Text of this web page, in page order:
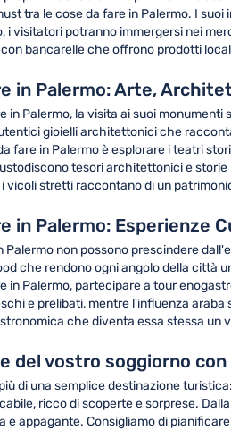
tra le cose da fare in Palermo. I
i visitatori potranno immergersi nei
bancarelle che offrono prodotti
in Palermo: Arte,
in Palermo, la visita ai suoi
gioielli architettonici che
fare in Palermo è esplorare i teatri
tesori architettonici e
i vicoli stretti raccontano di un
in Palermo: Esperienze
Palermo non possono prescindere
che rendono ogni angolo della città
in Palermo, partecipare a tour
e prelibati, mentre l'influenza
che diventa essa stessa un
del vostro soggiorno con
di una semplice destinazione
ricco di scoperte e sorprese.
e appagante. Consigliamo di